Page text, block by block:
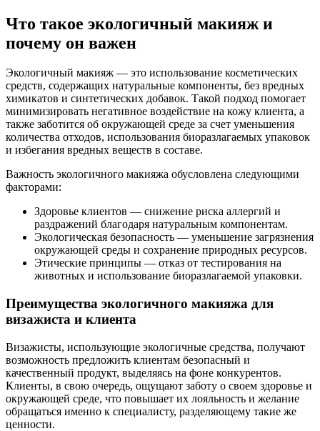
Что такое экологичный макияж и
почему он важен
Экологичный макияж — это использование косметических
средств, содержащих натуральные компоненты, без вредных
химикатов и синтетических добавок. Такой подход помогает
минимизировать негативное воздействие на кожу клиента, а
также заботится об окружающей среде за счет уменьшения
количества отходов, использования биоразлагаемых упаковок
и избегания вредных веществ в составе.
Важность экологичного макияжа обусловлена следующими
факторами:
Здоровье клиентов — снижение риска аллергий и
раздражений благодаря натуральным компонентам.
Экологическая безопасность — уменьшение загрязнения
окружающей среды и сохранение природных ресурсов.
Этические принципы — отказ от тестирования на
животных и использование биоразлагаемой упаковки.
Преимущества экологичного макияжа для
визажиста и клиента
Визажисты, использующие экологичные средства, получают
возможность предложить клиентам безопасный и
качественный продукт, выделяясь на фоне конкурентов.
Клиенты, в свою очередь, ощущают заботу о своем здоровье и
окружающей среде, что повышает их лояльность и желание
обращаться именно к специалисту, разделяющему такие же
ценности.